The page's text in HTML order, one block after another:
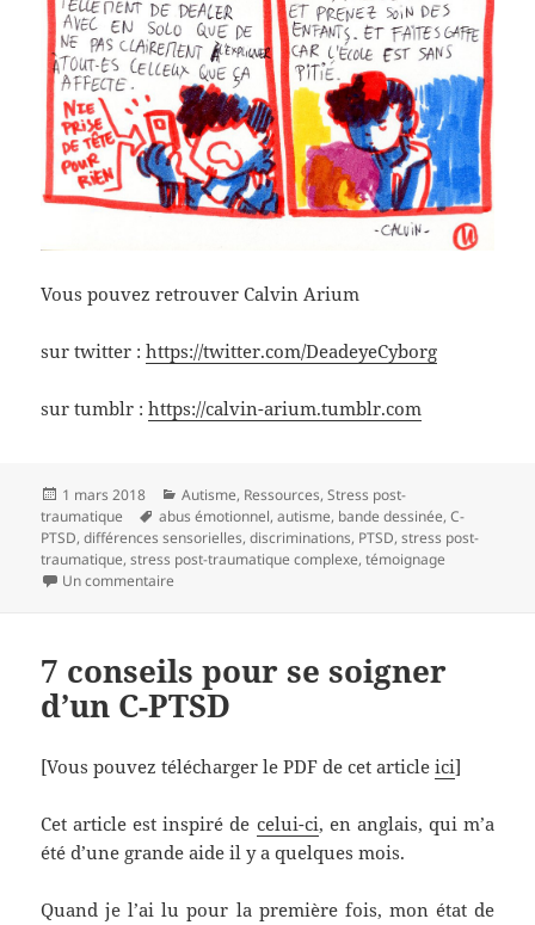
Vous pouvez retrouver Calvin Arium
sur twitter :https://twitter.com/DeadeyeCyborg
sur tumblr :https://calvin-arium.tumblr.com
Publié
le
1 mars 2018 Catégories
Autisme, Ressources,Stress post-
traumatique
Mots-
clés
abus émotionnel,autisme, bande dessinée,C-
PTSD,différences sensorielles,discriminations, PTSD,stress post-
traumatique,stress post-traumatique complexe,témoignage
Un commentaire
7 conseils pour se soigner
d’un C-PTSD
[Vous pouvez télécharger le PDF de cet articleici]
Cet article est inspiré de celui-ci, en anglais, qui m’a
été d’une grande aide il y a quelques mois.
Quand je l’ai lu pour la première fois, mon état de